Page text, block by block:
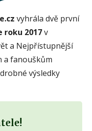
vyhrála dvě první
roku 2017v
a Nejpřístupnější
a fanouškům
výsledky